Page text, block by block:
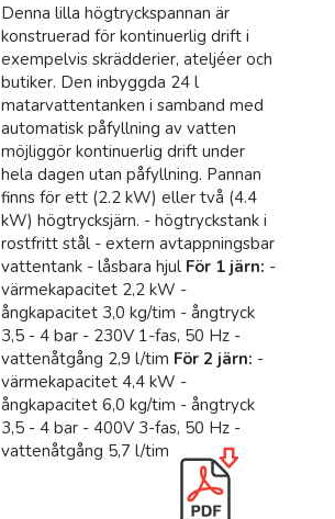
Denna lilla högtryckspannan är
konstruerad för kontinuerlig drift i
exempelvis skrädderier, ateljéer och
butiker. Den inbyggda 24 l
matarvattentanken i samband med
automatisk påfyllning av vatten
möjliggör kontinuerlig drift under
hela dagen utan påfyllning. Pannan
finns för ett (2.2 kW) eller två (4.4
kW) högtrycksjärn. - högtryckstank i
rostfritt stål - extern avtappningsbar
vattentank - låsbara hjul För 1 järn: -
värmekapacitet 2,2 kW -
ångkapacitet 3,0 kg/tim - ångtryck
3,5 - 4 bar - 230V 1-fas, 50 Hz -
vattenåtgång 2,9 l/tim För 2 järn: -
värmekapacitet 4,4 kW -
ångkapacitet 6,0 kg/tim - ångtryck
3,5 - 4 bar - 400V 3-fas, 50 Hz -
vattenåtgång 5,7 l/tim